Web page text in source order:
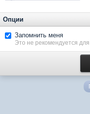
Опции
Запомнить меня
Это не рекомендуется